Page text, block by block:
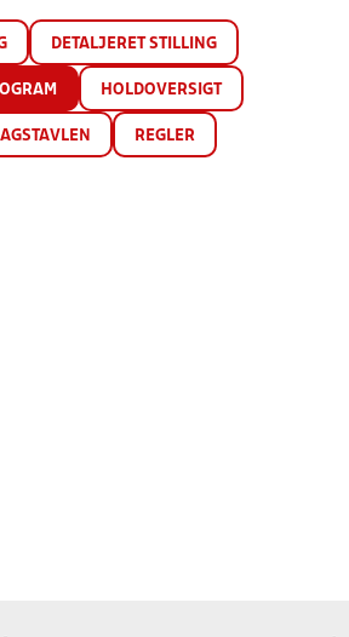
DETALJERET STILLING
HOLDOVERSIGT
REGLER